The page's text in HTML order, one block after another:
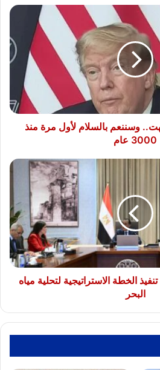
وسننعم بالسلام لأول مرة منذ
3000 عام
الخطة الاستراتيجية لتحلية مياه
البحر